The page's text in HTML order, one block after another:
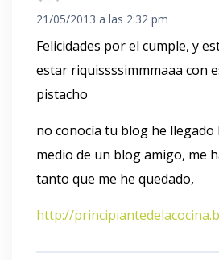
21/05/2013 a las 2:32 pm
Felicidades por el cumple, y
estar riquissssimmmaaa con
pistacho
no conocía tu blog he
medio de un blog amigo, me
tanto que me he quedado,
http://